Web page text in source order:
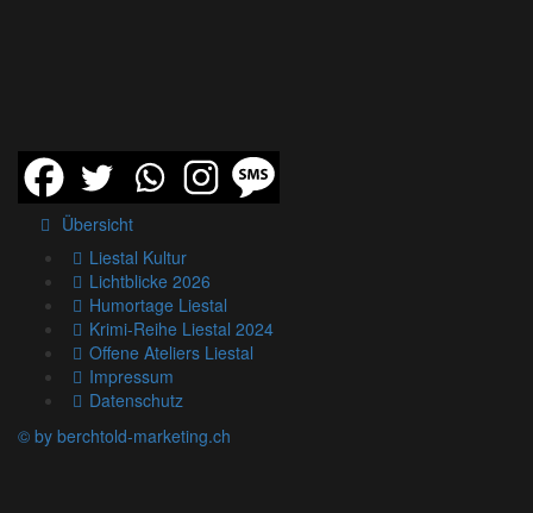
Übersicht
Liestal Kultur
Lichtblicke 2026
Humortage Liestal
Krimi-Reihe Liestal 2024
Offene Ateliers Liestal
Impressum
Datenschutz
© by berchtold-marketing.ch